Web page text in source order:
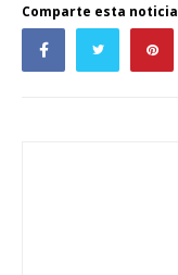
Comparte esta noticia